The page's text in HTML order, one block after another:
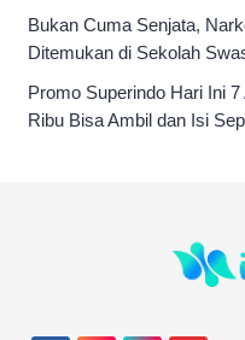
Bukan Cuma Senjata,
Ditemukan di Sekolah
Promo Superindo Hari Ini
Ribu Bisa Ambil dan Isi